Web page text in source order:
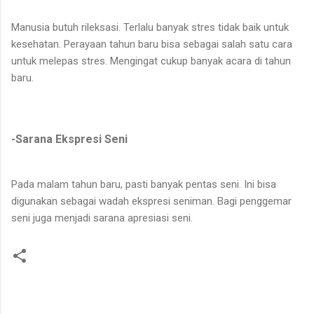
Manusia butuh rileksasi. Terlalu banyak stres tidak baik untuk
kesehatan. Perayaan tahun baru bisa sebagai salah satu cara
untuk melepas stres. Mengingat cukup banyak acara di tahun
baru.
-Sarana Ekspresi Seni
Pada malam tahun baru, pasti banyak pentas seni. Ini bisa
digunakan sebagai wadah ekspresi seniman. Bagi penggemar
seni juga menjadi sarana apresiasi seni.